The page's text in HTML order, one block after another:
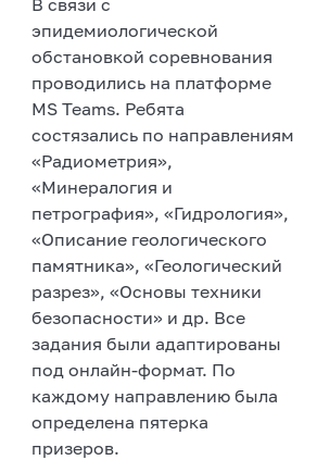
эпидемиологической
обстановкой соревнования
проводились на платформе
MS Teams. Ребята
состязались по направлениям
«Радиометрия»,
«Минералогия и
петрография», «Гидрология»,
«Описание геологического
памятника», «Геологический
разрез», «Основы техники
безопасности» и др. Все
задания были адаптированы
под онлайн-формат. По
каждому направлению была
определена пятерка
призеров.